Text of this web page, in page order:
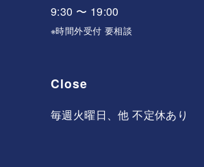
9:30 〜 19:00
※時間外受付 要相談
Close
毎週火曜日、他 不定休あり